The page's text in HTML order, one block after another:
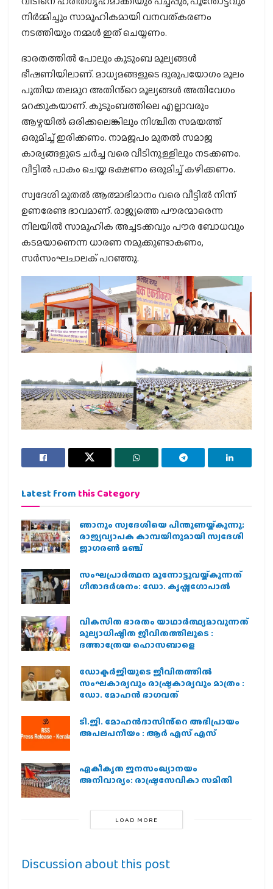
നിർമ്മിച്ചും സാമൂഹികമായി വനവത്കരണം
നടത്തിയും നമ്മൾ ഇത് ചെയ്യണം.
ഭാരതത്തിൽ പോലും കുടുംബ മൂല്യങ്ങൾ
ഭീഷണിയിലാണ്. മാധ്യമങ്ങളുടെ ദുരുപയോഗം മൂലം
പുതിയ തലമുറ അതിൻ്റെ മൂല്യങ്ങൾ അതിവേഗം
മറക്കുകയാണ്. കുടുംബത്തിലെ എല്ലാവരും
ആഴ്ചയിൽ ഒരിക്കലെങ്കിലും നിശ്ചിത സമയത്ത്
ഒരുമിച്ച് ഇരിക്കണം. നാമജപം മുതൽ സമാജ
കാര്യങ്ങളുടെ ചർച്ച വരെ വീടിനുള്ളിലും നടക്കണം.
വീട്ടിൽ പാകം ചെയ്ത ഭക്ഷണം ഒരുമിച്ച് കഴിക്കണം.
സ്വദേശി മുതൽ ആത്മാഭിമാനം വരെ വീട്ടിൽ നിന്ന്
ഉണരേണ്ട ഭാവമാണ്. രാജ്യത്തെ പൗരന്മാരെന്ന
നിലയിൽ സാമൂഹിക അച്ചടക്കവും പൗര ബോധവും
കടമയാണെന്ന ധാരണ നമുക്കുണ്ടാകണം,
സർസംഘചാലക് പറഞ്ഞു.
Latest from this Category
ഞാനും സ്വദേശിയെ പിന്തുണയ്ക്കുന്നു;
രാജ്യവ്യാപക കാമ്പയിനുമായി സ്വദേശി
ജാഗരണ്‍ മഞ്ച്
സംഘപ്രാര്‍ത്ഥന മുന്നോട്ടുവയ്ക്കുന്നത്
ഗീതാദര്‍ശനം: ഡോ. കൃഷ്ണഗോപാല്‍
വികസിത ഭാരതം യാഥാർത്ഥ്യമാവുന്നത്
മൂല്യാധിഷ്ഠിത ജീവിതത്തിലൂടെ :
ദത്താത്രേയ ഹൊസബാളെ
ഡോക്ടർജിയുടെ ജീവിതത്തിൽ
സംഘകാര്യവും രാഷ്ട്രകാര്യവും മാത്രം :
ഡോ. മോഹൻ ഭാഗവത്
ടി.ജി. മോഹൻദാസിൻ്റെ അഭിപ്രായം
അപലപനീയം : ആർ എസ് എസ്
ഏകീകൃത ജനസംഖ്യാനയം
അനിവാര്യം: രാഷ്ട്രസേവികാ സമിതി
LOAD MORE
Discussion about this post